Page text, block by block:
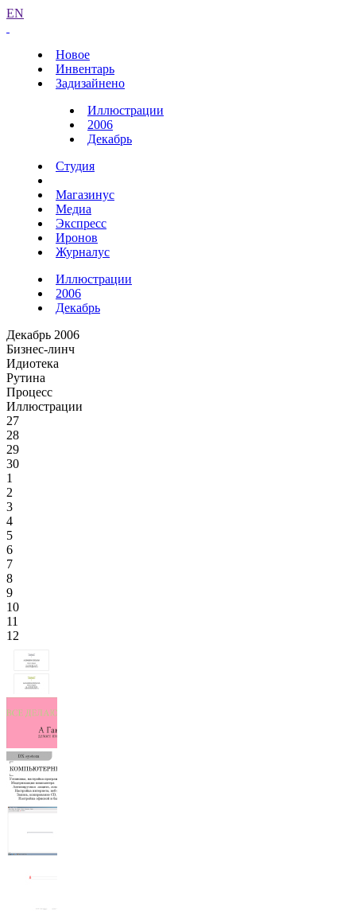
EN
Новое
Инвентарь
Задизайнено
Иллюстрации
2006
Декабрь
Студия
Магазинус
Медиа
Экспресс
Иронов
Журналус
Иллюстрации
2006
Декабрь
Декабрь 2006
Бизнес-линч
Идиотека
Рутина
Процесс
Иллюстрации
27
28
29
30
1
2
3
4
5
6
7
8
9
10
11
12